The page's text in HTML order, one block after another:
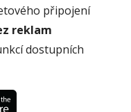
připojení
reklam
dostupních